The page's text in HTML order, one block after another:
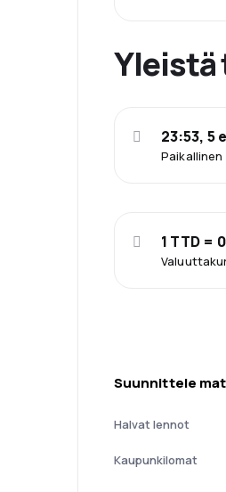
Yleistä
23:53, 5
1 TTD =
Suunnittele
Halvat lennot
Kaupunkilomat